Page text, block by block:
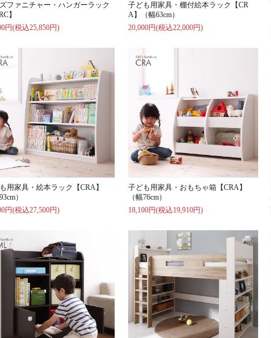
ファニチャー・ハンガーラック
】
円(税込25,850円)
子ども用家具・棚付絵本ラック【CR
A】（幅63cm）
20,000円(税込22,000円)
用家具・絵本ラック【CRA】
）
円(税込27,500円)
子ども用家具・おもちゃ箱【CRA】
（幅76cm）
18,100円(税込19,910円)